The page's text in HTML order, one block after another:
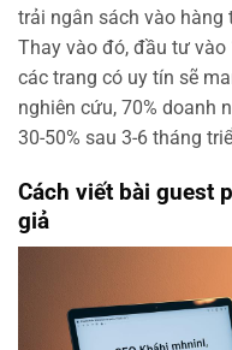
trải ngân sách vào
Thay vào đó, đầu tư vào
các trang có uy tín sẽ
nghiên cứu, 70% doanh
30-50% sau 3-6 tháng
Cách viết bài guest
giả